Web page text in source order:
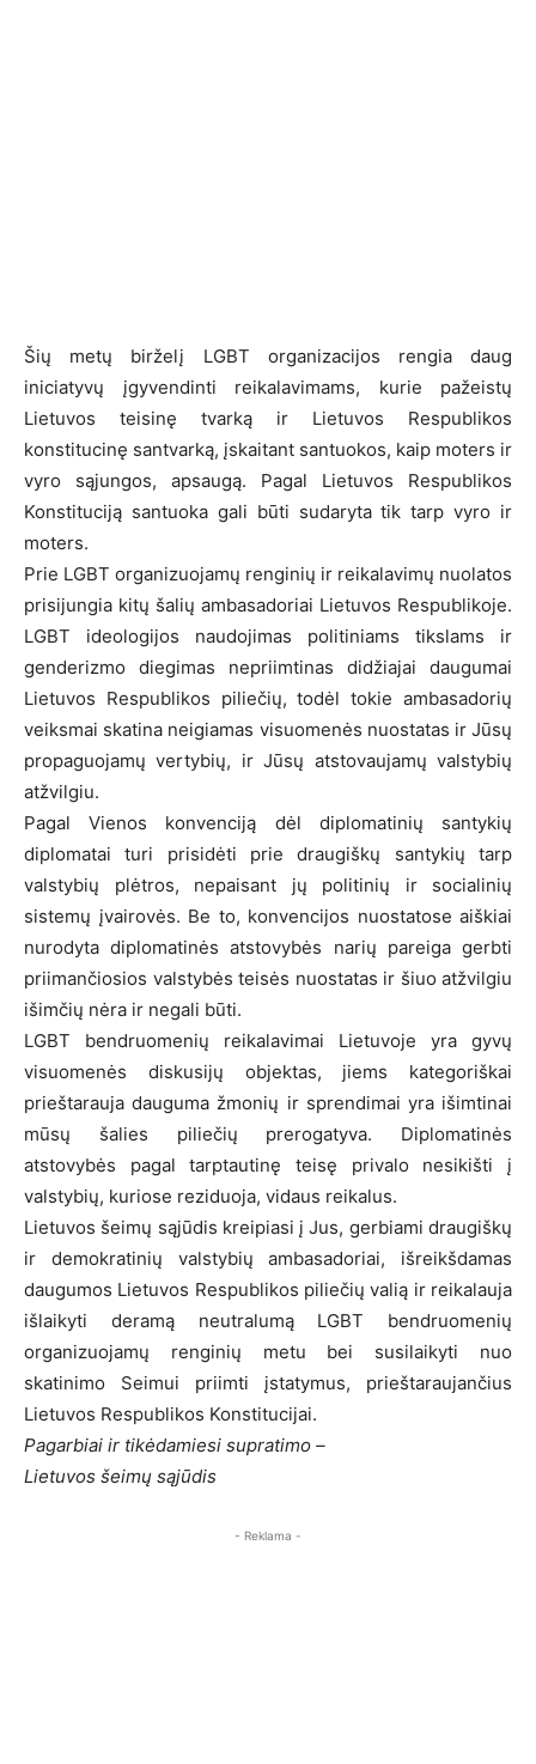
Šių metų birželį LGBT organizacijos rengia daug
iniciatyvų įgyvendinti reikalavimams, kurie pažeistų
Lietuvos teisinę tvarką ir Lietuvos Respublikos
konstitucinę santvarką, įskaitant santuokos, kaip moters ir
vyro sąjungos, apsaugą. Pagal Lietuvos Respublikos
Konstituciją santuoka gali būti sudaryta tik tarp vyro ir
moters.
Prie LGBT organizuojamų renginių ir reikalavimų nuolatos
prisijungia kitų šalių ambasadoriai Lietuvos Respublikoje.
LGBT ideologijos naudojimas politiniams tikslams ir
genderizmo diegimas nepriimtinas didžiajai daugumai
Lietuvos Respublikos piliečių, todėl tokie ambasadorių
veiksmai skatina neigiamas visuomenės nuostatas ir Jūsų
propaguojamų vertybių, ir Jūsų atstovaujamų valstybių
atžvilgiu.
Pagal Vienos konvenciją dėl diplomatinių santykių
diplomatai turi prisidėti prie draugiškų santykių tarp
valstybių plėtros, nepaisant jų politinių ir socialinių
sistemų įvairovės. Be to, konvencijos nuostatose aiškiai
nurodyta diplomatinės atstovybės narių pareiga gerbti
priimančiosios valstybės teisės nuostatas ir šiuo atžvilgiu
išimčių nėra ir negali būti.
LGBT bendruomenių reikalavimai Lietuvoje yra gyvų
visuomenės diskusijų objektas, jiems kategoriškai
prieštarauja dauguma žmonių ir sprendimai yra išimtinai
mūsų šalies piliečių prerogatyva. Diplomatinės
atstovybės pagal tarptautinę teisę privalo nesikišti į
valstybių, kuriose reziduoja, vidaus reikalus.
Lietuvos šeimų sąjūdis kreipiasi į Jus, gerbiami draugiškų
ir demokratinių valstybių ambasadoriai, išreikšdamas
daugumos Lietuvos Respublikos piliečių valią ir reikalauja
išlaikyti deramą neutralumą LGBT bendruomenių
organizuojamų renginių metu bei susilaikyti nuo
skatinimo Seimui priimti įstatymus, prieštaraujančius
Lietuvos Respublikos Konstitucijai.
Pagarbiai ir tikėdamiesi supratimo –
Lietuvos šeimų sąjūdis
- Reklama -